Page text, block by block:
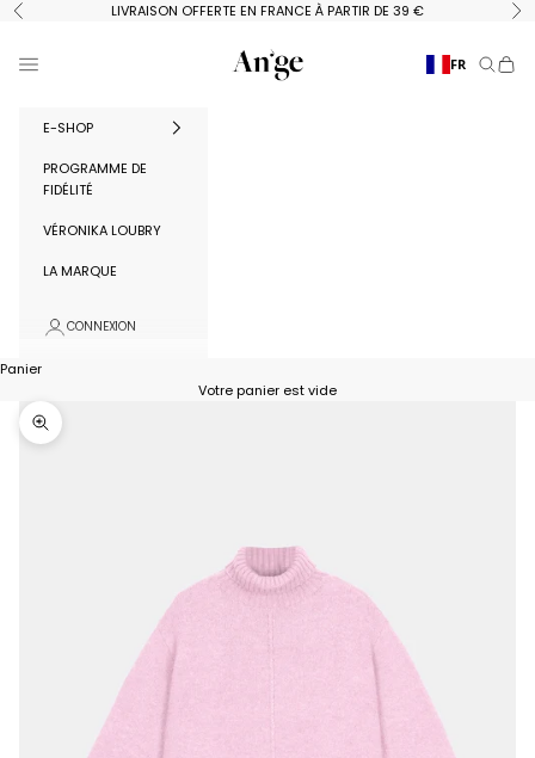
Passer au contenu
Précédent LIVRAISON OFFERTE EN FRANCE À PARTIR DE 39 €
Ange Paris
Menu FR
E-SHOP
PROGRAMME DE
FIDÉLITÉ
VÉRONIKA LOUBRY
LA MARQUE
CONNEXION
Panier
Votre panier est vide
Zoomer sur l'image